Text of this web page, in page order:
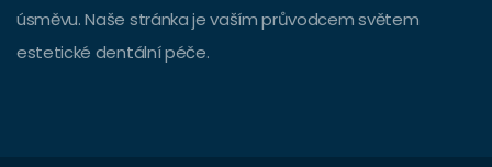
úsměvu. Naše stránka je vaším průvodcem světem
estetické dentální péče.